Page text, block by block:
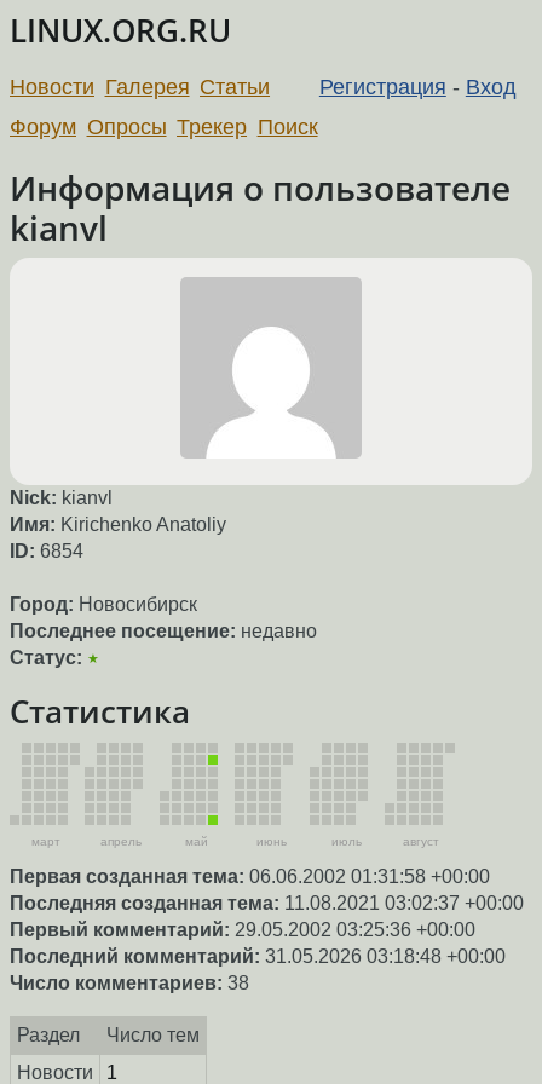
LINUX.ORG.RU
Регистрация - Вход
Новости Галерея Статьи
Форум Опросы Трекер Поиск
Информация о пользователе
kianvl
Nick: kianvl
Имя: Kirichenko Anatoliy
ID: 6854
Город: Новосибирск
Последнее посещение: недавно
Статус: ★
Статистика
март апрель май июнь июль август
Первая созданная тема: 06.06.2002 01:31:58 +00:00
Последняя созданная тема: 11.08.2021 03:02:37 +00:00
Первый комментарий: 29.05.2002 03:25:36 +00:00
Последний комментарий: 31.05.2026 03:18:48 +00:00
Число комментариев: 38
Раздел
Число тем
Новости
1